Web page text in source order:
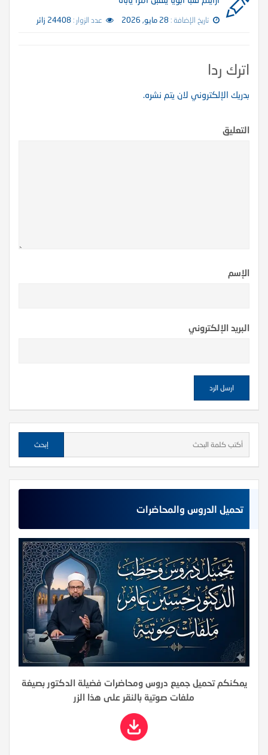
تاريخ الإضافة :28 مايو, 2026 عدد الزوار :24408 زائر
اترك ردا
بدريك الإلكتروني لان يتم نشره.
التعليق
الإسم
البريد الإلكتروني
تحميل الدروس والمحاضرات
يمكنكم تحميل جميع دروس ومحاضرات فضيلة الدكتور بصيغة
ملفات صوتية بالنقر على هذا الزر